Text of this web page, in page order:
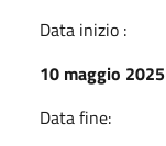
Data inizio :
10 maggio 2025
Data fine: